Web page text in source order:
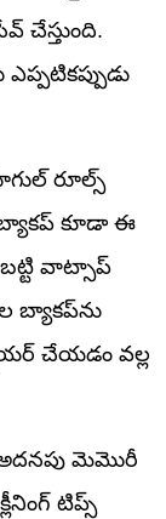
చేస్తుంది.
రూల్స్
కూడా ఈ
వాట్సాప్
బ్యాకప్‌ను
చేయడం వల్ల
అదనపు మెమొరీ
టిప్స్